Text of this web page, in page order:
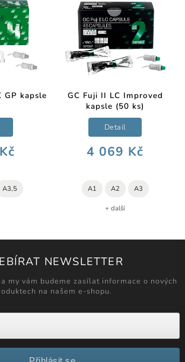
GP kapsle
A3,5
GC Fuji II LC Improved
kapsle (50 ks)
4 069 Kč
Detail
A1 A2 A3
+ další
NEWSLETTER
my vám budeme zasílat informace o nových
na našem e-shopu.